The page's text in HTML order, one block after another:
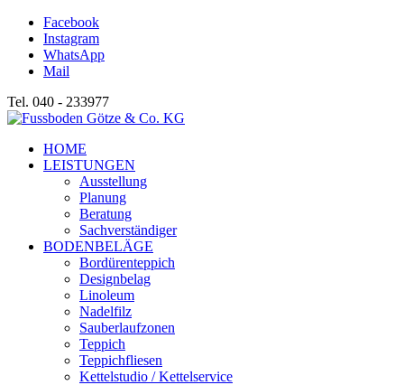
Facebook
Instagram
WhatsApp
Mail
Tel. 040 - 233977
HOME
LEISTUNGEN
Ausstellung
Planung
Beratung
Sachverständiger
BODENBELÄGE
Bordürenteppich
Designbelag
Linoleum
Nadelfilz
Sauberlaufzonen
Teppich
Teppichfliesen
Kettelstudio / Kettelservice